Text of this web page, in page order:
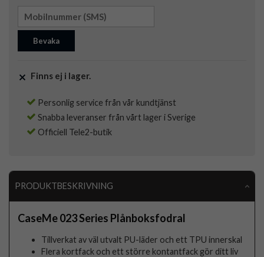
Bevaka
Finns ej i lager.
Personlig service från vår kundtjänst
Snabba leveranser från vårt lager i Sverige
Officiell Tele2-butik
PRODUKTBESKRIVNING
CaseMe 023 Series Plånboksfodral
Tillverkat av väl utvalt PU-läder och ett TPU innerskal
Flera kortfack och ett större kontantfack gör ditt liv